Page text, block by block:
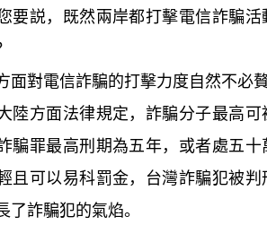
説，既然兩岸都打擊電信詐騙活
對電信詐騙的打擊力度自然不必
方面法律規定，詐騙分子最高可
騙罪最高刑期為五年，或者處五
且可以易科罰金，台灣詐騙犯被判
了詐騙犯的氣焰。